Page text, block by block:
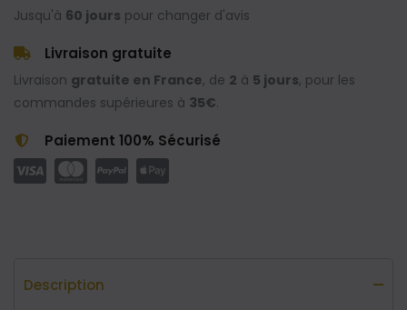
Jusqu'à 60 jours pour changer d'avis
Livraison gratuite
Livraison gratuite en France, de 2 à 5 jours, pour les
commandes supérieures à 35€.
Paiement 100% Sécurisé
Description